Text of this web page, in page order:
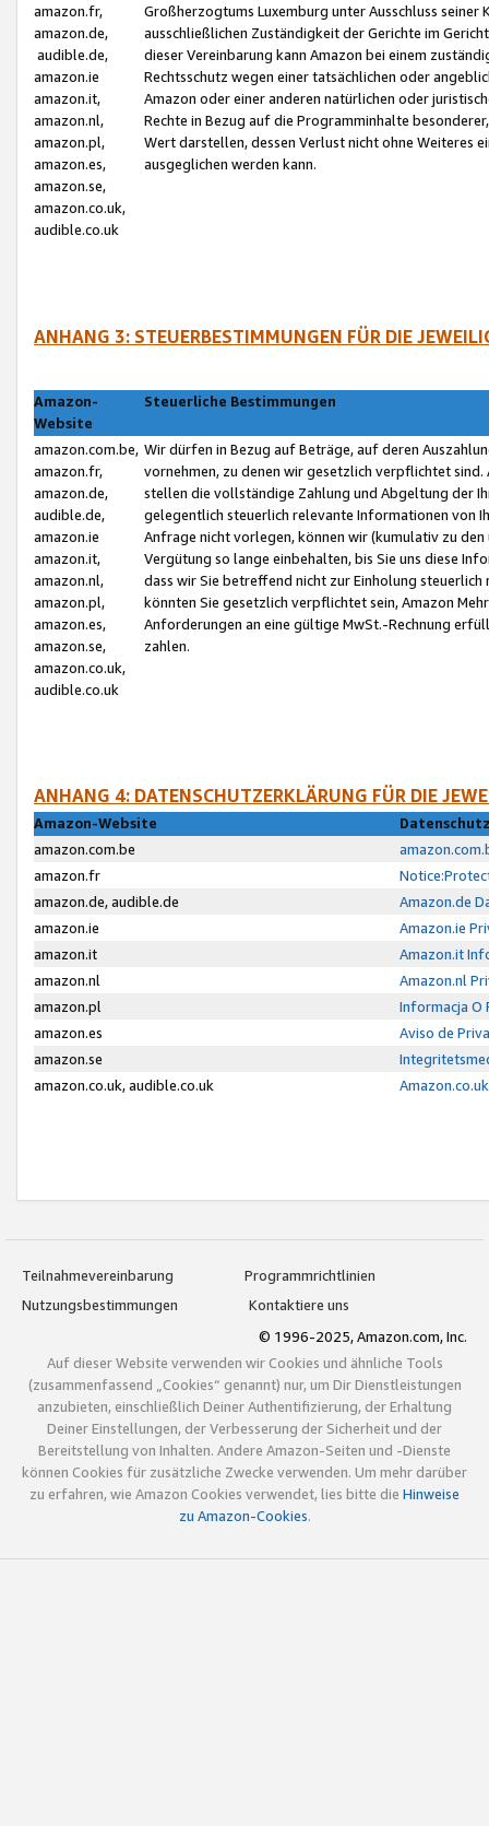
amazon.fr,
amazon.de,
audible.de,
amazon.ie
amazon.it,
amazon.nl,
amazon.pl,
amazon.es,
amazon.se,
amazon.co.uk,
audible.co.uk
Großherzogtums Luxemburg unter Ausschluss
ausschließlichen Zuständigkeit der Gerichte im
dieser Vereinbarung kann Amazon bei einem
Rechtsschutz wegen einer tatsächlichen oder
Amazon oder einer anderen natürlichen oder
Rechte in Bezug auf die Programminhalte
Wert darstellen, dessen Verlust nicht ohne Weiteres
ausgeglichen werden kann.
ANHANG 3: STEUERBESTIMMUNGEN FÜR DIE
Amazon-
Website
Steuerliche Bestimmungen
amazon.com.be,
amazon.fr,
amazon.de,
audible.de,
amazon.ie
amazon.it,
amazon.nl,
amazon.pl,
amazon.es,
amazon.se,
amazon.co.uk,
audible.co.uk
Wir dürfen in Bezug auf Beträge, auf deren
vornehmen, zu denen wir gesetzlich verpflichtet
stellen die vollständige Zahlung und Abgeltung der
gelegentlich steuerlich relevante Informationen von
Anfrage nicht vorlegen, können wir (kumulativ zu
Vergütung so lange einbehalten, bis Sie uns diese
dass wir Sie betreffend nicht zur Einholung
könnten Sie gesetzlich verpflichtet sein, Amazon
Anforderungen an eine gültige MwSt.-Rechnung
zahlen.
ANHANG 4: DATENSCHUTZERKLÄRUNG FÜR DIE
Amazon-Website
amazon.com.be
amazon.fr
amazon.de, audible.de
Amazon.de
amazon.ie
Amazon.ie
amazon.it
Amazon.it
amazon.nl
Amazon.nl
amazon.pl
Informacja O
amazon.es
Aviso de
amazon.se
amazon.co.uk, audible.co.uk
Teilnahmevereinbarung
Programmrichtlinien
Nutzungsbestimmungen
Kontaktiere uns
© 1996-2025, Amazon.com, Inc.
Auf dieser Website verwenden wir Cookies und ähnliche Tools
(zusammenfassend „Cookies“ genannt) nur, um Dir Dienstleistungen
anzubieten, einschließlich Deiner Authentifizierung, der Erhaltung
Deiner Einstellungen, der Verbesserung der Sicherheit und der
Bereitstellung von Inhalten. Andere Amazon-Seiten und -Dienste
können Cookies für zusätzliche Zwecke verwenden. Um mehr darüber
zu erfahren, wie Amazon Cookies verwendet, lies bitte die Hinweise
zu Amazon-Cookies.